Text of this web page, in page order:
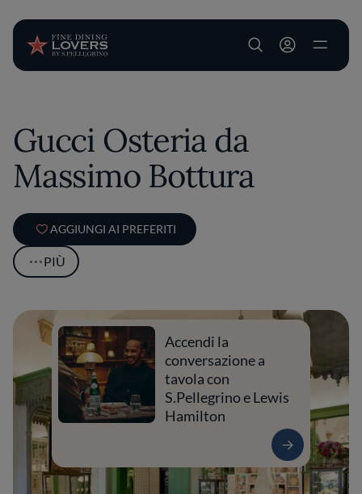
User account
Gucci Osteria da
Massimo Bottura
AGGIUNGI AI PREFERITI
PIÙ
Accendi la
conversazione a
tavola con
S.Pellegrino e Lewis
Hamilton